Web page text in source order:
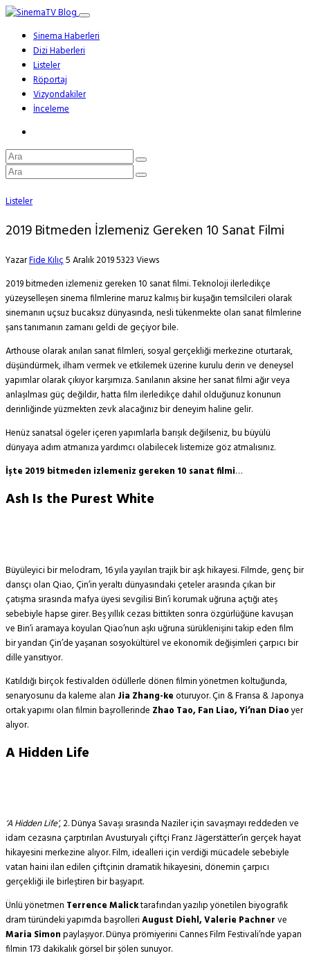
Sinema Haberleri
Dizi Haberleri
Listeler
Röportaj
Vizyondakiler
İnceleme
Listeler
2019 Bitmeden İzlemeniz Gereken 10 Sanat Filmi
YazarFide Kılıç5 Aralık 20195323 Views
2019 bitmeden izlemeniz gereken 10 sanat filmi. Teknoloji ilerledikçe
yüzeyselleşen sinema filmlerine maruz kalmış bir kuşağın temsilcileri olarak
sinemanın uçsuz bucaksız dünyasında, nesli tükenmekte olan sanat filmlerine
şans tanımanın zamanı geldi de geçiyor bile.
Arthouse olarak anılan sanat filmleri, sosyal gerçekliği merkezine oturtarak,
düşündürmek, ilham vermek ve etkilemek üzerine kurulu derin ve deneysel
yapımlar olarak çıkıyor karşımıza. Sanılanın aksine her sanat filmi ağır veya
anlaşılması güç değildir, hatta film ilerledikçe dahil olduğunuz konunun
derinliğinde yüzmekten zevk alacağınız bir deneyim haline gelir.
Henüz sanatsal ögeler içeren yapımlarla barışık değilseniz, bu büyülü
dünyaya adım atmanıza yardımcı olabilecek listemize göz atmalısınız.
İşte 2019 bitmeden izlemeniz gereken 10 sanat filmi…
Ash Is the Purest White
Büyüleyici bir melodram, 16 yıla yayılan trajik bir aşk hikayesi. Filmde, genç bir
dansçı olan Qiao, Çin’in yeraltı dünyasındaki çeteler arasında çıkan bir
çatışma sırasında mafya üyesi sevgilisi Bin’i korumak uğruna açtığı ateş
sebebiyle hapse girer. Beş yıllık cezası bittikten sonra özgürlüğüne kavuşan
ve Bin’i aramaya koyulan Qiao’nun aşkı uğruna sürüklenişini takip eden film
bir yandan Çin’de yaşanan sosyokültürel ve ekonomik değişimleri çarpıcı bir
dille yansıtıyor.
Katıldığı birçok festivalden ödüllerle dönen filmin yönetmen koltuğunda,
senaryosunu da kaleme alan Jia Zhang-ke oturuyor. Çin & Fransa & Japonya
ortak yapımı olan filmin başrollerinde Zhao Tao, Fan Liao, Yi’nan Diaoyer
alıyor.
A Hidden Life
‘A Hidden Life’, 2. Dünya Savaşı sırasında Naziler için savaşmayı reddeden ve
idam cezasına çarptırılan Avusturyalı çiftçi Franz Jägerstätter’in gerçek hayat
hikayesini merkezine alıyor. Film, idealleri için verdiği mücadele sebebiyle
vatan haini ilan edilen çiftçinin dramatik hikayesini, dönemin çarpıcı
gerçekliği ile birleştiren bir başyapıt.
Ünlü yönetmen Terrence Malicktarafından yazılıp yönetilen biyografik
dram türündeki yapımda başrolleriAugust Diehl, Valerie Pachnerve
Maria Simonpaylaşıyor. Dünya prömiyerini Cannes Film Festivali’nde yapan
filmin 173 dakikalık görsel bir şölen sunuyor.